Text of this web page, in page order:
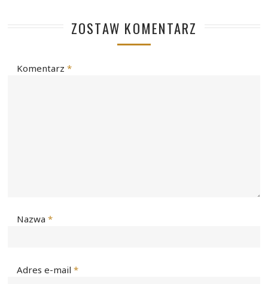
ZOSTAW KOMENTARZ
Komentarz*
Nazwa*
Adres e-mail*